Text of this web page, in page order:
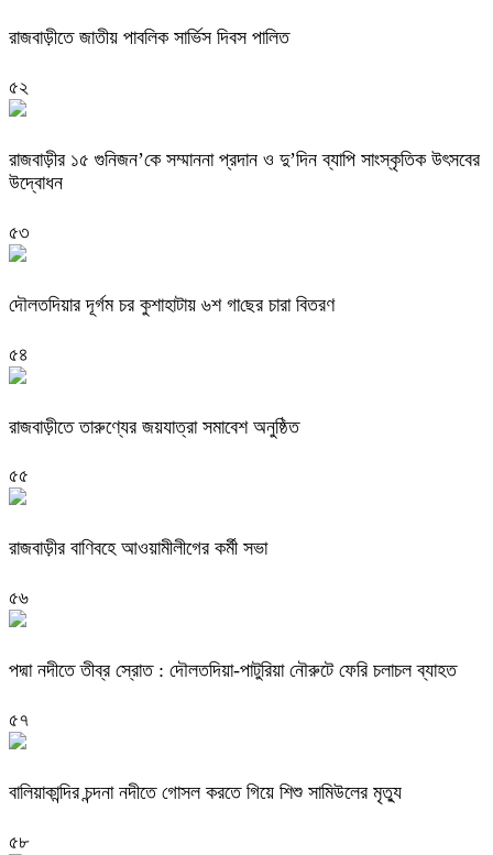
রাজবাড়ীতে জাতীয় পাবলিক সার্ভিস দিবস পালিত
৫২
রাজবাড়ীর ১৫ গুনিজন’কে সম্মাননা প্রদান ও দু’দিন ব্যাপি সাংস্কৃতিক উৎসবের
উদ্বোধন
৫৩
দৌলত‌দিয়ার দূর্গম চর কুশাহাটায় ৬শ গা‌ছের চারা বিতরণ
৫৪
রাজবাড়ীতে তারুণ্যের জয়যাত্রা সমাবেশ অনুষ্ঠিত
৫৫
রাজবাড়ীর বাণিবহে আওয়ামীলীগের কর্মী সভা
৫৬
পদ্মা নদীতে তীব্র স্রোত : দৌলতদিয়া-পাটুরিয়া নৌরুটে ফেরি চলাচল ব্যাহত
৫৭
বালিয়াকান্দির চন্দনা নদীতে গোসল করতে গিয়ে শিশু সামিউলের মৃত্যু
৫৮